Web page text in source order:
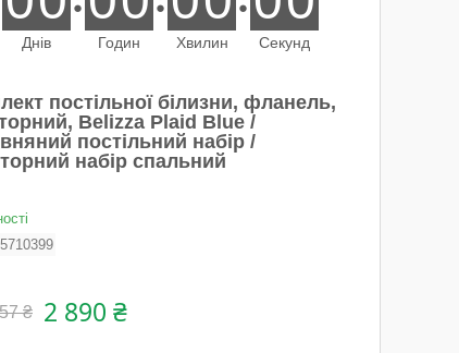
Днів Годин Хвилин Секунд
постільної білизни, фланель,
Belizza Plaid Blue /
постільний набір /
набір спальний
₴ 2 890 ₴